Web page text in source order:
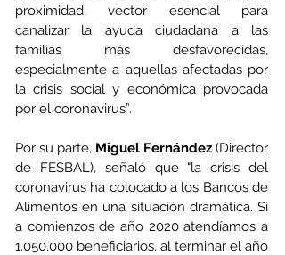
proximidad, vector esencial para
canalizar la ayuda ciudadana a las
familias más desfavorecidas,
especialmente a aquellas afectadas por
la crisis social y económica provocada
por el coronavirus”.
Por su parte, Miguel Fernández (Director
de FESBAL), señaló que "la crisis del
coronavirus ha colocado a los Bancos de
Alimentos en una situación dramática. Si
a comienzos de año 2020 atendíamos a
1.050.000 beneficiarios, al terminar el año